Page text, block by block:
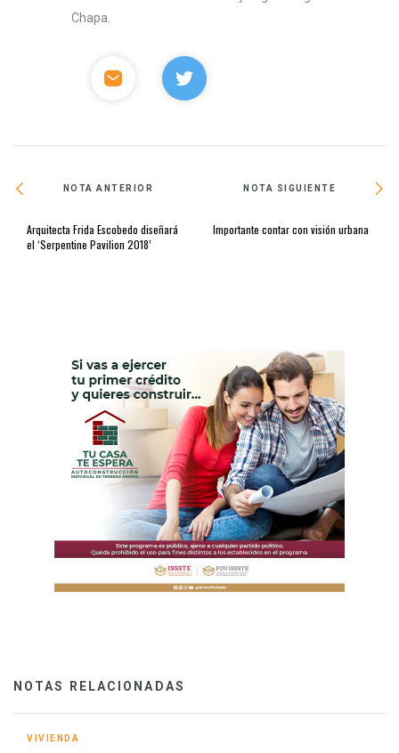
Chapa.
NOTA ANTERIOR
Arquitecta Frida Escobedo diseñará
el ‘Serpentine Pavilion 2018’
NOTA SIGUIENTE
Importante contar con visión urbana
NOTAS RELACIONADAS
VIVIENDA